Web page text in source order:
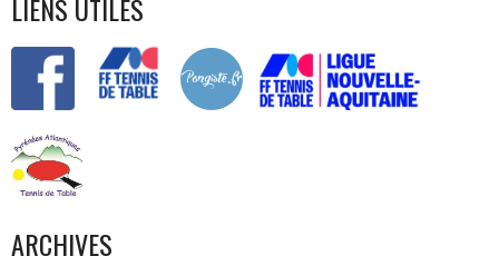
LIENS UTILES
ARCHIVES